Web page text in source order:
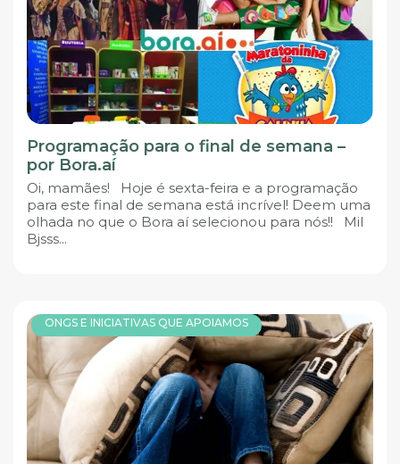
Programação para o final de semana –
por Bora.aí
Oi, mamães! Hoje é sexta-feira e a programação
para este final de semana está incrível! Deem uma
olhada no que o Bora aí selecionou para nós!! Mil
Bjsss...
ONGS E INICIATIVAS QUE APOIAMOS